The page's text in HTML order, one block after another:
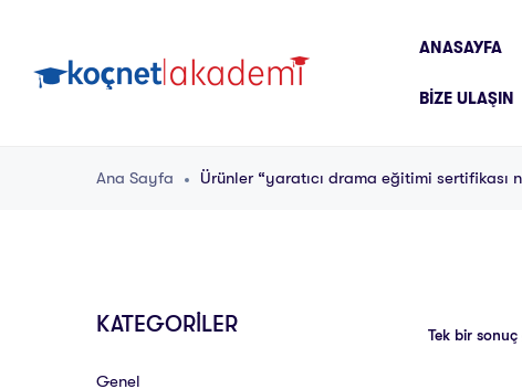
ANASAYFA
BIZE ULAŞIN
Ana Sayfa Ürünler “yaratıcı drama eğitimi sertifikası
KATEGORİLER
Genel
Tek bir